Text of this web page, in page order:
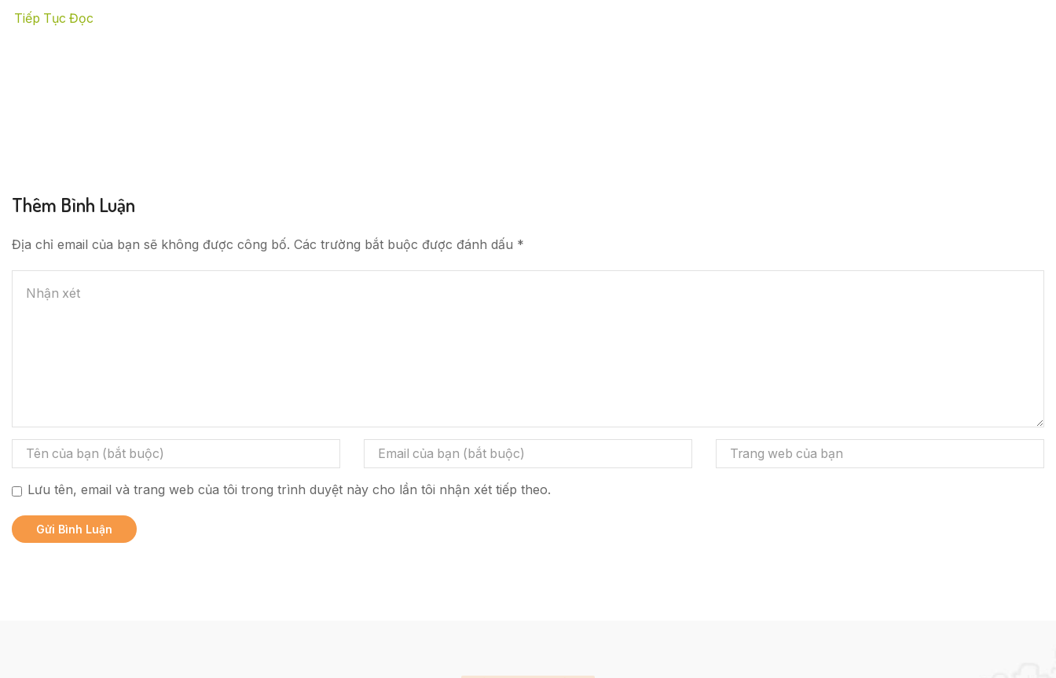
Tiếp Tục Đọc
Thêm Bình Luận
Địa chỉ email của bạn sẽ không được công bố. Các trường bắt buộc được đánh dấu *
Lưu tên, email và trang web của tôi trong trình duyệt này cho lần tôi nhận xét tiếp theo.